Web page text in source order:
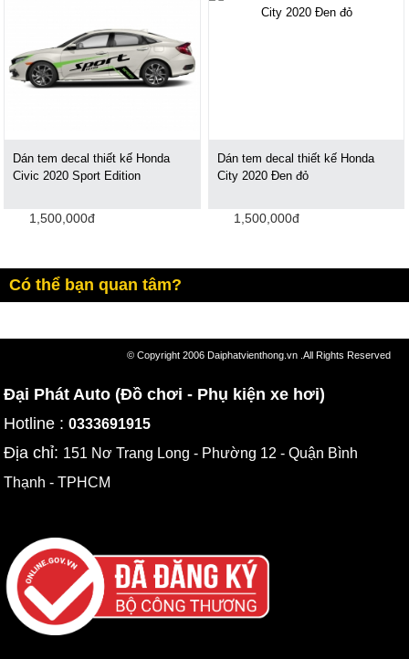
Dán tem decal thiết kế Honda
Civic 2020 Sport Edition
1,500,000đ
Dán tem decal thiết kế Honda
City 2020 Đen đỏ
1,500,000đ
Có thể bạn quan tâm?
© Copyright 2006 Daiphatvienthong.vn .All Rights Reserved
Đại Phát Auto (Đồ chơi - Phụ kiện xe hơi)
Hotline :0333691915
Địa chỉ: 151 Nơ Trang Long - Phường 12 - Quận Bình
Thạnh - TPHCM